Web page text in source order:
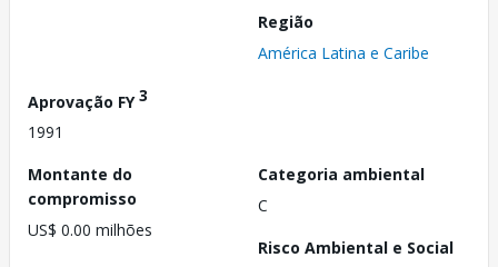
Região
América Latina e Caribe
Aprovação FY3
1991
Montante do
compromisso
US$ 0.00 milhões
Categoria ambiental
C
Risco Ambiental e Social